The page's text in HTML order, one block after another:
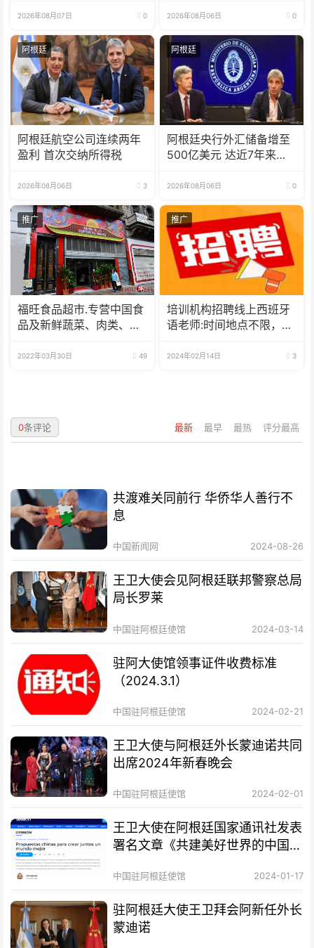
2026年08月07日 0 2026年08月06日 0
阿根廷
阿根廷航空公司连续两年
盈利 首次交纳所得税
2026年08月06日 3
阿根廷
阿根廷央行外汇储备增至
500亿美元 达近7年来最
2026年08月06日 0
推广
福旺食品超市.专营中国食
品及新鲜蔬菜、肉类、
2022年03月30日 49
推广
培训机构招聘线上西班牙
语老师:时间地点不限，可
2024年02月14日 3
最新 最早 最热 评分最高
0条评论
共渡难关同前行 华侨华人善行不
息
中国新闻网 2024-08-26
王卫大使会见阿根廷联邦警察总局
局长罗莱
中国驻阿根廷使馆 2024-03-14
驻阿大使馆领事证件收费标准
（2024.3.1）
中国驻阿根廷使馆 2024-02-21
王卫大使与阿根廷外长蒙迪诺共同
出席2024年新春晚会
中国驻阿根廷使馆 2024-02-01
王卫大使在阿根廷国家通讯社发表
署名文章《共建美好世界的中国方
中国驻阿根廷使馆 2024-01-17
驻阿根廷大使王卫拜会阿新任外长
蒙迪诺